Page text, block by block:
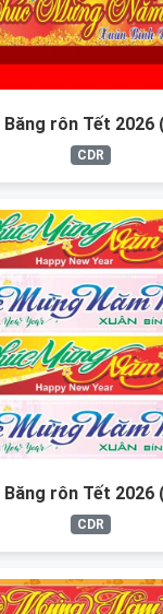
Băng rôn Tết 2026
CDR
Băng rôn Tết 2026
CDR